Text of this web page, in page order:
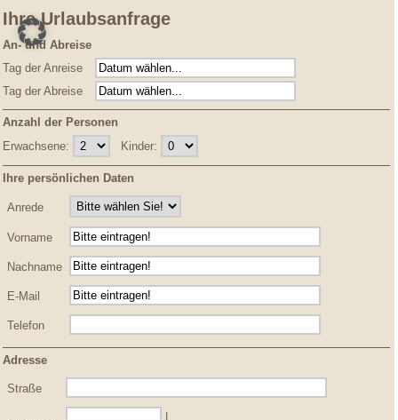
Ihre Urlaubsanfrage
An- und Abreise
Tag der Anreise
Tag der Abreise
Anzahl der Personen
Erwachsene:
Kinder:
Ihre persönlichen Daten
Anrede
Vorname
Nachname
E-Mail
Telefon
Adresse
Straße